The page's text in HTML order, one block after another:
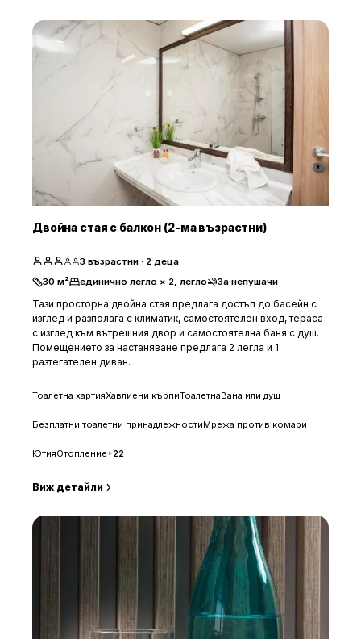
Двойна стая с балкон (2-ма възрастни)
3 възрастни · 2 деца
30 м² единично легло × 2, легло За непушачи
Тази просторна двойна стая предлага достъп до басейн с
изглед и разполага с климатик, самостоятелен вход, тераса
с изглед към вътрешния двор и самостоятелна баня с душ.
Помещението за настаняване предлага 2 легла и 1
разтегателен диван.
Тоалетна хартияХавлиени кърпиТоалетнаВана или душ
Безплатни тоалетни принадлежностиМрежа против комари
ЮтияОтопление+22
Виж детайли